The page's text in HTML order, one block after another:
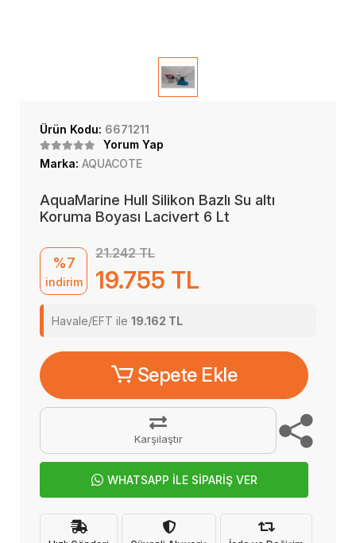
Ürün Kodu: 6671211
Yorum Yap
Marka: AQUACOTE
AquaMarine Hull Silikon Bazlı Su altı
Koruma Boyası Lacivert 6 Lt
%7
indirim
21.242 TL
19.755 TL
Havale/EFT ile 19.162 TL
Sepete Ekle
Karşılaştır
WHATSAPP İLE SİPARİŞ VER